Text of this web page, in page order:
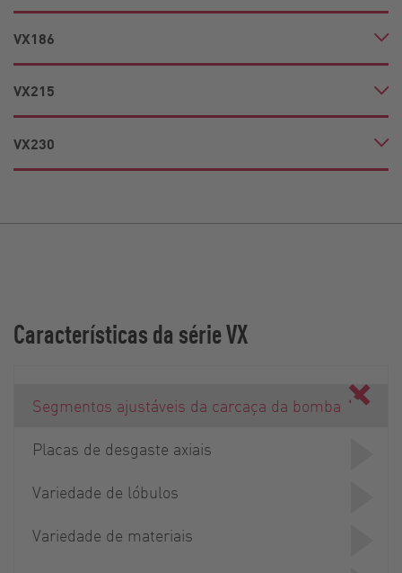
VX186
VX215
VX230
Características da série VX
Segmentos ajustáveis da carcaça da bomba
Placas de desgaste axiais
Variedade de lóbulos
Variedade de materiais